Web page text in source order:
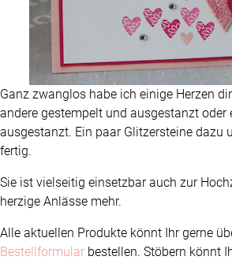
Ganz zwanglos habe ich einige Herzen
andere gestempelt und ausgestanzt oder
ausgestanzt. Ein paar Glitzersteine dazu
fertig.
Sie ist vielseitig einsetzbar auch zur
herzige Anlässe mehr.
Alle aktuellen Produkte könnt Ihr gerne
Bestellformular bestellen. Stöbern könnt